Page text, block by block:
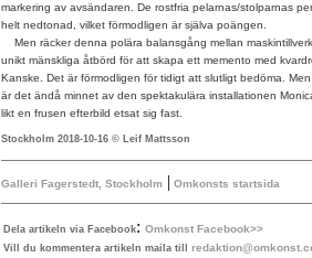
markering av avsändaren. De rostfria pelarnas/stolparnas
helt nedtonad, vilket förmodligen är själva poängen.
Men räcker denna polära balansgång mellan
unikt mänskliga åtbörd för att skapa ett memento med
Kanske. Det är förmodligen för tidigt att slutligt bedöma.
är det ändå minnet av den spektakulära installationen
likt en frusen efterbild etsat sig fast.
Stockholm 2018-10-16 © Leif Mattsson
Galleri Fagerstedt, Stockholm | Omkonsts startsida
Dela artikeln via Facebook: Omkonst Facebook>>
Vill du kommentera artikeln maila till